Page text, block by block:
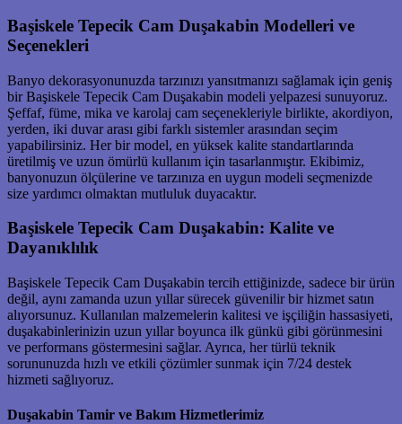
Başiskele Tepecik Cam Duşakabin Modelleri ve
Seçenekleri
Banyo dekorasyonunuzda tarzınızı yansıtmanızı sağlamak için geniş
bir Başiskele Tepecik Cam Duşakabin modeli yelpazesi sunuyoruz.
Şeffaf, füme, mika ve karolaj cam seçenekleriyle birlikte, akordiyon,
yerden, iki duvar arası gibi farklı sistemler arasından seçim
yapabilirsiniz. Her bir model, en yüksek kalite standartlarında
üretilmiş ve uzun ömürlü kullanım için tasarlanmıştır. Ekibimiz,
banyonuzun ölçülerine ve tarzınıza en uygun modeli seçmenizde
size yardımcı olmaktan mutluluk duyacaktır.
Başiskele Tepecik Cam Duşakabin: Kalite ve
Dayanıklılık
Başiskele Tepecik Cam Duşakabin tercih ettiğinizde, sadece bir ürün
değil, aynı zamanda uzun yıllar sürecek güvenilir bir hizmet satın
alıyorsunuz. Kullanılan malzemelerin kalitesi ve işçiliğin hassasiyeti,
duşakabinlerinizin uzun yıllar boyunca ilk günkü gibi görünmesini
ve performans göstermesini sağlar. Ayrıca, her türlü teknik
sorununuzda hızlı ve etkili çözümler sunmak için 7/24 destek
hizmeti sağlıyoruz.
Duşakabin Tamir ve Bakım Hizmetlerimiz